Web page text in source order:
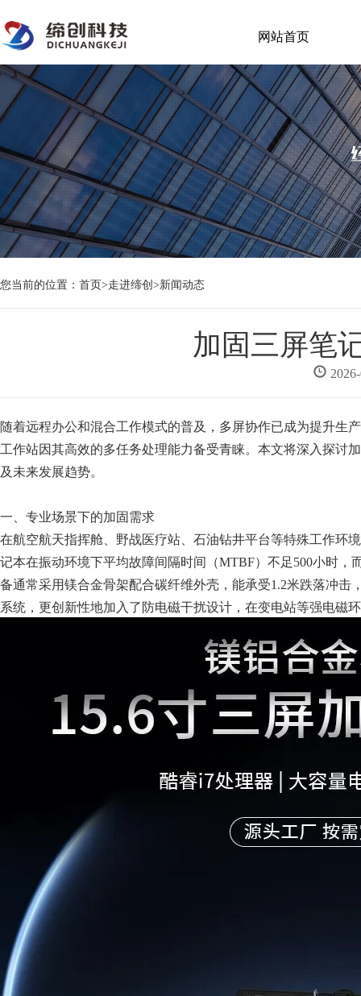
网站首页
您当前的位置： 首页>走进缔创>新闻动态
加固三屏笔
随着远程办公和混合工作模式的普及，多屏协作已成为提升生
工作站因其高效的多任务处理能力备受青睐。本文将深入探讨
及未来发展趋势。
一、专业场景下的加固需求
在航空航天指挥舱、野战医疗站、石油钻井平台等特殊工作环
记本在振动环境下平均故障间隔时间（MTBF）不足500小时
备通常采用镁合金骨架配合碳纤维外壳，能承受1.2米跌落冲
系统，更创新性地加入了防电磁干扰设计，在变电站等强电磁